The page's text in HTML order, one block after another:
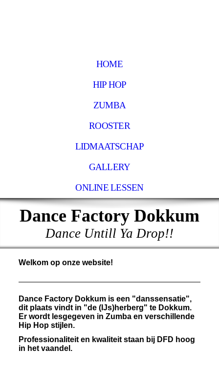
HOME
HIP HOP
ZUMBA
ROOSTER
LIDMAATSCHAP
GALLERY
ONLINE LESSEN
Dance Factory Dokkum
Dance Untill Ya Drop!!
Welkom op onze website!
Dance Factory Dokkum is een "danssensatie",
dit plaats vindt in "de (IJs)herberg" te Dokkum.
Er wordt lesgegeven in Zumba en verschillende
Hip Hop stijlen.
Professionaliteit en kwaliteit staan bij DFD hoog
in het vaandel.